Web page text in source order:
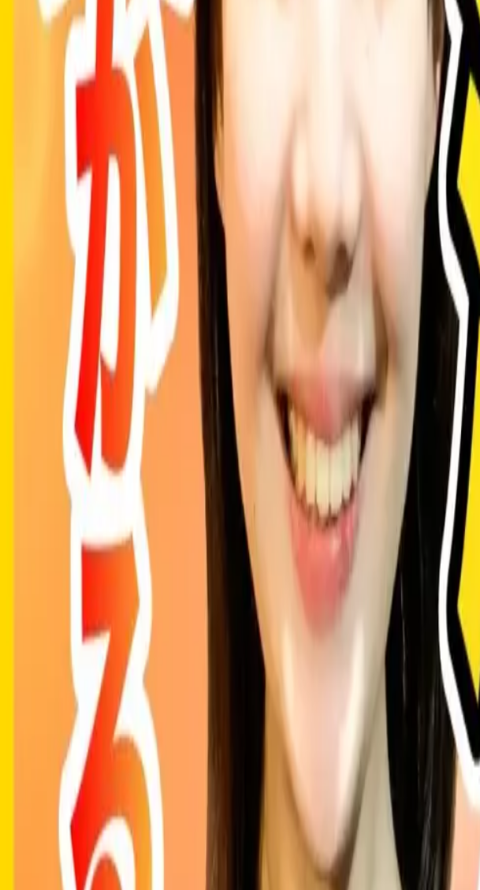
ブログ一覧に戻る
就活の軸,就活生の悩み・本音
【27卒】就活軸はシンプルにこの3つで作って下さい。
就活生の9割がつまずく「就活の軸」。 今回は、就活・転職系YouTubeで人気のエ